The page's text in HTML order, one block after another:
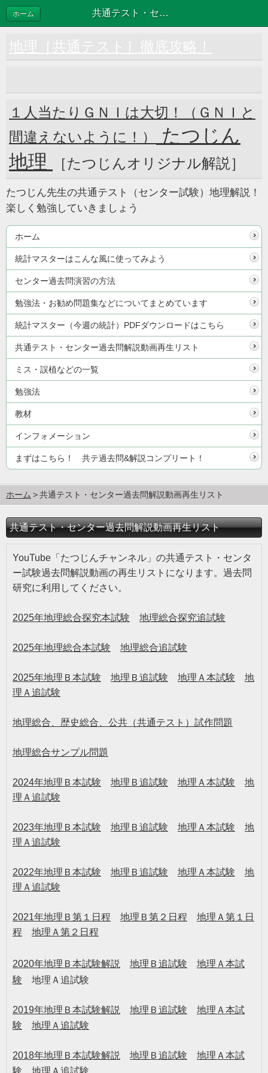
共通テスト・センター過去問解説動画再生リスト
ホーム
地理［共通テスト］徹底攻略！
１人当たりＧＮＩは大切！（ＧＮＩと
間違えないように！）
たつじん
地理
［たつじんオリジナル解説］
たつじん先生の共通テスト（センター試験）地理解説！
楽しく勉強していきましょう
ホーム
統計マスターはこんな風に使ってみよう
センター過去問演習の方法
勉強法・お勧め問題集などについてまとめています
統計マスター（今週の統計）PDFダウンロードはこちら
共通テスト・センター過去問解説動画再生リスト
ミス・誤植などの一覧
勉強法
教材
インフォメーション
まずはこちら！ 共テ過去問&解説コンプリート！
ホーム 共通テスト・センター過去問解説動画再生リスト
共通テスト・センター過去問解説動画再生リスト
YouTube「たつじんチャンネル」の共通テスト・センタ
ー試験過去問解説動画の再生リストになります。過去問
研究に利用してください。
2025年地理総合探究本試験 地理総合探究追試験
2025年地理総合本試験 地理総合追試験
2025年地理Ｂ本試験 地理Ｂ追試験 地理Ａ本試験
地
理Ａ追試験
地理総合、歴史総合、公共（共通テスト）試作問題
地理総合サンプル問題
2024年地理Ｂ本試験 地理Ｂ追試験 地理Ａ本試験
地
理Ａ追試験
2023年地理Ｂ本試験 地理Ｂ追試験 地理Ａ本試験
地
理Ａ追試験
2022年地理Ｂ本試験 地理Ｂ追試験 地理Ａ本試験
地
理Ａ追試験
2021年地理Ｂ第１日程 地理Ｂ第２日程
地理Ａ第１日
程
地理Ａ第２日程
2020年地理Ｂ本試験解説 地理Ｂ追試験
地理Ａ本試
験 地理Ａ追試験
2019年地理Ｂ本試験解説 地理Ｂ追試験
地理Ａ本試
験
地理Ａ追試験
2018年地理Ｂ本試験解説 地理Ｂ追試験
地理Ａ本試
験 地理Ａ追試験